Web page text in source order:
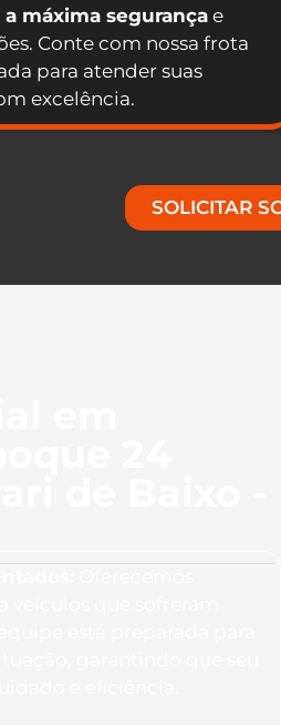
máxima segurançae
Conte com nossa frota
para atender suas
excelência.
SOLICITAR